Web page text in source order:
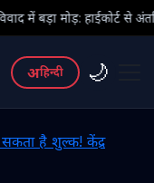
से अंतरिम राहत के बाद 3
अहिन्दी 🌙